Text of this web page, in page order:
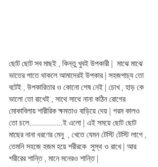
ছোট ছোট সব মাছই , কিন্তু খুবই উপকারী |  মাঝে মাঝে
ভাতের পাতে থাকলে আমাদেরই উপকার | সহজপাচ্য তো
বটেই , উপকারিতার ও কোনো শেষ নেই | চোখ , হাড় কে
ভালো তো রাখেই , সাথে সাথে নানা কঠিন রোগের
মোকাবিলায় শারীরিক ক্ষমতাও বাড়িয়ে দেয় | গরম কালও
তো চলে.................ই এলো | এই সময়ে ছোট ছোট
মাছের নানা ধরণের মেনু  , খেতে যেমন টেস্টি টেস্টি লাগে ,
তেমনি সহজে হজম হয়ে শরীরকে  সুস্থ ও রাখে | আর
শরীরের শান্তি , মানে মনেরও শান্তি |